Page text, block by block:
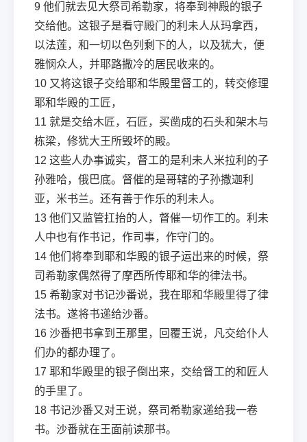
9 他们就去见大祭司希勒家，将奉到神殿的银子
交给他。这银子是看守殿门的利未人从玛拿西，
以法莲，和一切以色列剩下的人，以及犹大，便
雅悯众人，并耶路撒冷的居民收来的。
10 又将这银子交给耶和华殿里督工的，转交修理
耶和华殿的工匠，
11 就是交给木匠，石匠，买凿成的石头和架木与
栋梁，修犹大王所毁坏的殿。
12 这些人办事诚实，督工的是利未人米拉利的子
孙雅哈，俄巴底。督催的是哥辖的子孙撒迦利
亚，米书兰。还有善于作乐的利未人。
13 他们又监管扛抬的人，督催一切作工的。利未
人中也有作书记，作司事，作守门的。
14 他们将奉到耶和华殿的银子运出来的时候，祭
司希勒家偶然得了摩西所传耶和华的律法书。
15 希勒家对书记沙番说，我在耶和华殿里得了律
法书。遂将书递给沙番。
16 沙番把书拿到王那里，回覆王说，凡交给仆人
们办的都办理了。
17 耶和华殿里的银子倒出来，交给督工的和匠人
的手里了。
18 书记沙番又对王说，祭司希勒家递给我一卷
书。沙番就在王面前读那书。